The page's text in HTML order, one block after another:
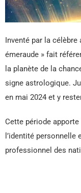
Inventé par la
émeraude » fait
la planète de la
signe astrologique.
en mai 2024 et y
Cette période
l’identité
professionnel des